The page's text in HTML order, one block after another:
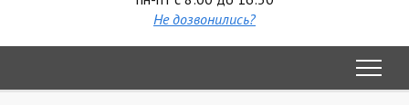
Не дозвонились?